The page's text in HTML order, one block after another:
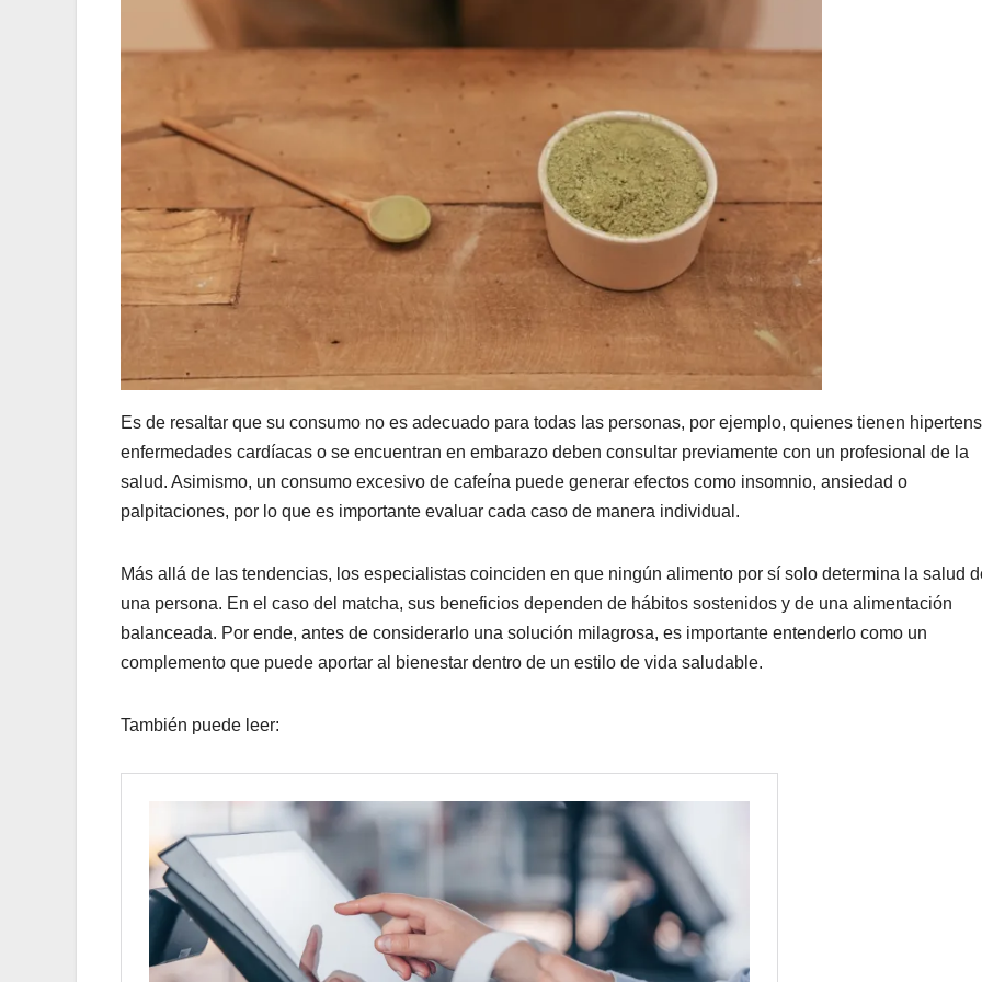
Es de resaltar que su consumo no es adecuado para todas las personas, por ejemplo, quienes tienen
enfermedades cardíacas o se encuentran en embarazo deben consultar previamente con un profesional de la
salud. Asimismo, un consumo excesivo de cafeína puede generar efectos como insomnio, ansiedad o
palpitaciones, por lo que es importante evaluar cada caso de manera individual.
Más allá de las tendencias, los especialistas coinciden en que ningún alimento por sí solo determina la salud
una persona. En el caso del matcha, sus beneficios dependen de hábitos sostenidos y de una alimentación
balanceada. Por ende, antes de considerarlo una solución milagrosa, es importante entenderlo como un
complemento que puede aportar al bienestar dentro de un estilo de vida saludable.
También puede leer: